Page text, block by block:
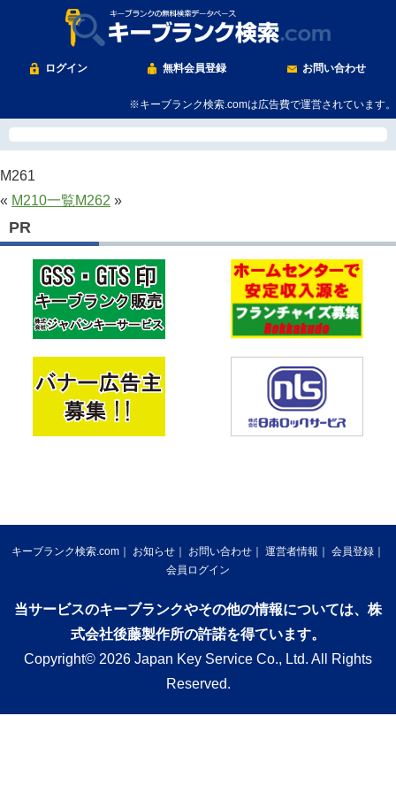
ログイン 無料会員登録 お問い合わせ
※キーブランク検索.comは広告費で運営されています。
M261
« M210一覧M262 »
PR
キーブランク検索.com お知らせ お問い合わせ 運営者情報
会員登録
会員ログイン
当サービスのキーブランクやその他の情報については、株
式会社後藤製作所の許諾を得ています。
Copyright© 2026 Japan Key Service Co., Ltd. All Rights
Reserved.